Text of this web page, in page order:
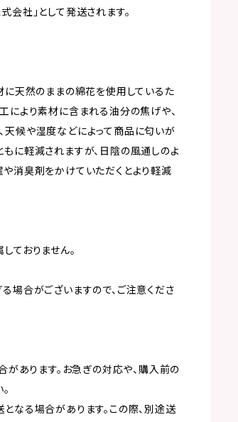
会社」として発送されます。
天然のままの綿花を使用しているた
により素材に含まれる油分の焦げや、
天候や湿度などによって商品に匂いが
に軽減されますが、日陰の風通しのよ
消臭剤をかけていただくとより軽減
ておりません。
場合がございますので、ご注意くださ
あります。お急ぎの対応や、購入前の
なる場合があります。この際、別途送